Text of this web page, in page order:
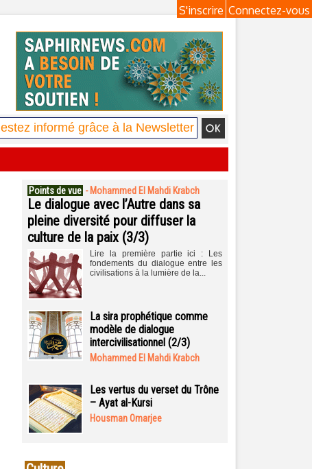
Connectez-vous
S'inscrire
Points de vue - Mohammed El Mahdi Krabch
Le dialogue avec l’Autre dans sa
pleine diversité pour diffuser la
culture de la paix (3/3)
Lire la première partie ici : Les
fondements du dialogue entre les
civilisations à la lumière de la...
La sira prophétique comme
modèle de dialogue
intercivilisationnel (2/3)
Mohammed El Mahdi Krabch
Les vertus du verset du Trône
– Ayat al-Kursi
Housman Omarjee